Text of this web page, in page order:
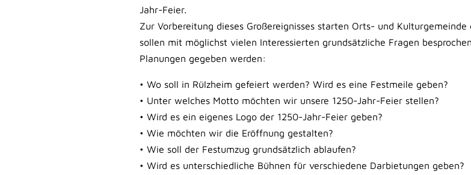
Jahr-Feier.
Zur Vorbereitung dieses Großereignisses starten Orts- und
sollen mit möglichst vielen Interessierten grundsätzliche Fragen
Planungen gegeben werden:
• Wo soll in Rülzheim gefeiert werden? Wird es eine Festmeile geben?
• Unter welches Motto möchten wir unsere 1250-Jahr-Feier stellen?
• Wird es ein eigenes Logo der 1250-Jahr-Feier geben?
• Wie möchten wir die Eröffnung gestalten?
• Wie soll der Festumzug grundsätzlich ablaufen?
• Wird es unterschiedliche Bühnen für verschiedene Darbietungen geben?